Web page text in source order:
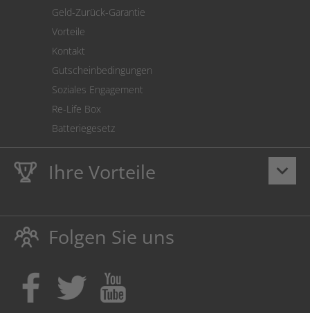
Geld-Zurück-Garantie
Vorteile
Kontakt
Gutscheinbedingungen
Soziales Engagement
Re-Life Box
Batteriegesetz
keyboard_arrow_down
Ihre Vorteile
LebenslangeHausmarke Garantieauf Toner und Tinte
schützt auch Ihren Drucker.
Umweltfreundlich dadurch Abfallvermeidung.
Kaufen Sie Tinte & Toner ruhig da, wo Ihre Kinder einen
Ausbildungsplatz bekommen!
Folgen Sie uns